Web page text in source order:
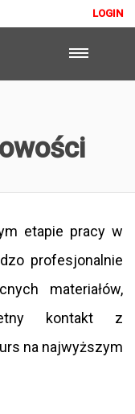
LOGIN
etapie pracy w
profesjonalnie
materiałów,
kontakt z
na najwyższym